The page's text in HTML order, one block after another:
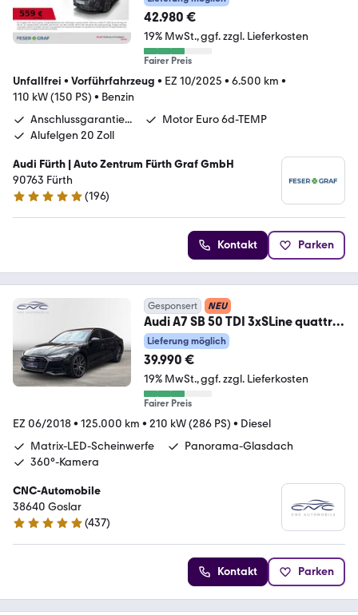
42.980 €
19% MwSt. ggf. zzgl. Lieferkosten
Fairer Preis
Unfallfrei • Vorführfahrzeug • EZ 10/2025 • 6.500 km •
110 kW (150 PS) • Benzin
Anschlussgarantie...
Motor Euro 6d-TEMP
Alufelgen 20 Zoll
Audi Fürth | Auto Zentrum Fürth Graf GmbH
90763 Fürth
4.8 Sterne
(196)
Kontakt Parken
Gesponsert NEU
Audi A7 SB 50 TDI 3xSLine quattro
360°/Matrix/HuD/Pan
Lieferung möglich
39.990 €
19% MwSt. ggf. zzgl. Lieferkosten
Fairer Preis
EZ 06/2018• 125.000 km • 210 kW (286 PS) • Diesel
Matrix-LED-Scheinwerfe
Panorama-Glasdach
360°-Kamera
CNC-Automobile
38640 Goslar
4.9 Sterne
(437)
Kontakt Parken